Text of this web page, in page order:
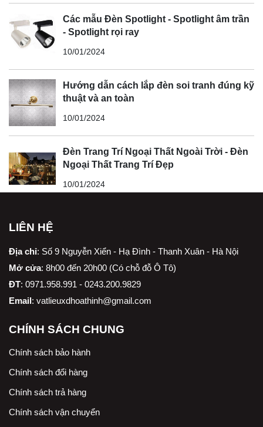
Các mẫu Đèn Spotlight - Spotlight âm trần
- Spotlight rọi ray
10/01/2024
Hướng dẫn cách lắp đèn soi tranh đúng kỹ
thuật và an toàn
10/01/2024
Đèn Trang Trí Ngoại Thất Ngoài Trời - Đèn
Ngoại Thất Trang Trí Đẹp
10/01/2024
LIÊN HỆ
Địa chỉ: Số 9 Nguyễn Xiển - Hạ Đình - Thanh Xuân - Hà Nội
Mở cửa: 8h00 đến 20h00 (Có chỗ đỗ Ô Tô)
ĐT: 0971.958.991 - 0243.200.9829
Email: vatlieuxdhoathinh@gmail.com
CHÍNH SÁCH CHUNG
Chính sách bảo hành
Chính sách đổi hàng
Chính sách trả hàng
Chính sách vận chuyển